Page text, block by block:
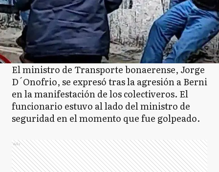
El ministro de Transporte bonaerense, Jorge
D´Onofrio, se expresó tras la agresión a Berni
en la manifestación de los colectiveros. El
funcionario estuvo al lado del ministro de
seguridad en el momento que fue golpeado.
Ads